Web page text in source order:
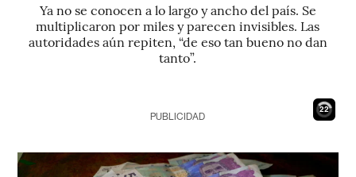
Ya no se conocen a lo largo y ancho del país. Se
multiplicaron por miles y parecen invisibles. Las
autoridades aún repiten, “de eso tan bueno no dan
tanto”.
21
PUBLICIDAD